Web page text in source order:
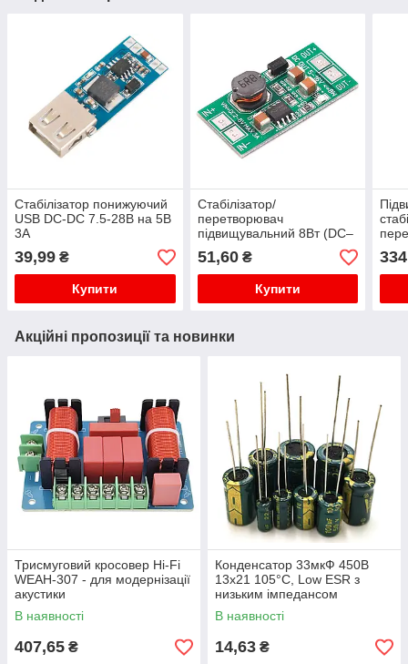
Стабілізатор понижуючий
USB DC-DC 7.5-28В на 5В
3А
39,99 ₴
Купити
Стабілізатор/
перетворювач
підвищувальний 8Вт (DC–
DC), 2-6В - 5-12В
51,60₴
Купити
60В
Акційні пропозиції та новинки
Трисмуговий кросовер Hi-Fi
WEAH-307 - для модернізації
акустики
В наявності
407,65 ₴
Конденсатор 33мкФ 450В
13x21 105°C, Low ESR з
низьким імпедансом
В наявності
14,63 ₴